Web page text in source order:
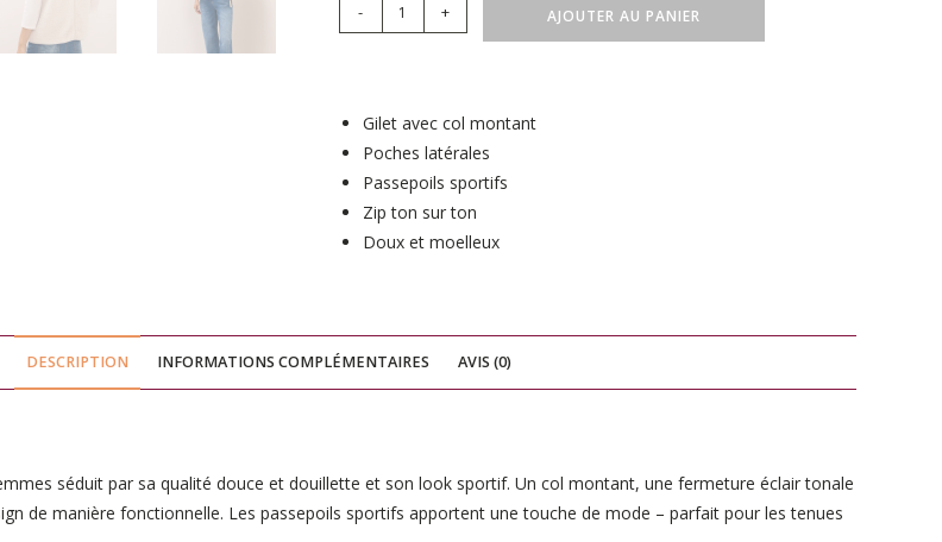
- + AJOUTER AU PANIER
t
e
r
n
a
e
:
Gilet avec col montant
Poches latérales
Passepoils sportifs
Zip ton sur ton
Doux et moelleux
DESCRIPTION INFORMATIONS COMPLÉMENTAIRES AVIS (0)
séduit par sa qualité douce et douillette et son look sportif. Un col montant, une fermeture éclair tonale
de manière fonctionnelle. Les passepoils sportifs apportent une touche de mode – parfait pour les tenues